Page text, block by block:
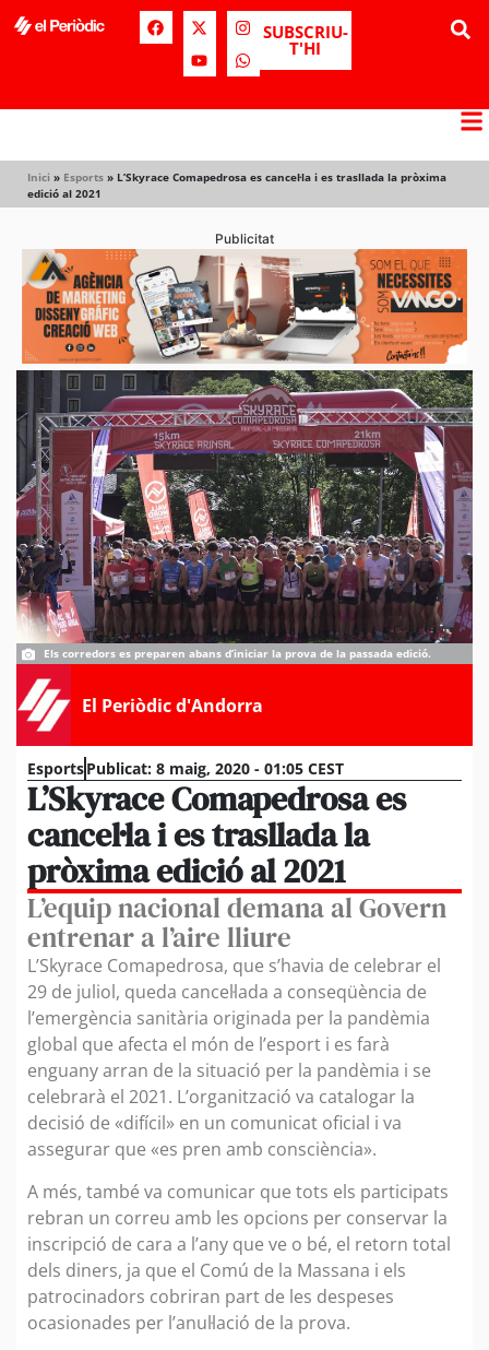
SUBSCRIU-
T'HI
Inici » Esports » L’Skyrace Comapedrosa es cancel·la i es trasllada la pròxima
edició al 2021
Publicitat
Els corredors es preparen abans d’iniciar la prova de la passada edició.
El Periòdic d'Andorra
EsportsPublicat: 8 maig, 2020 - 01:05 CEST
L’Skyrace Comapedrosa es
cancel·la i es trasllada la
pròxima edició al 2021
L’equip nacional demana al Govern
entrenar a l’aire lliure
L’Skyrace Comapedrosa, que s’havia de celebrar el
29 de juliol, queda cancel·lada a conseqüència de
l’emergència sanitària originada per la pandèmia
global que afecta el món de l’esport i es farà
enguany arran de la situació per la pandèmia i se
celebrarà el 2021. L’organització va catalogar la
decisió de «difícil» en un comunicat oficial i va
assegurar que «es pren amb consciència».
A més, també va comunicar que tots els participats
rebran un correu amb les opcions per conservar la
inscripció de cara a l’any que ve o bé, el retorn total
dels diners, ja que el Comú de la Massana i els
patrocinadors cobriran part de les despeses
ocasionades per l’anul·lació de la prova.